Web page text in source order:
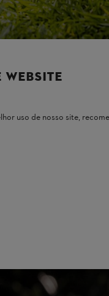
WEBSITE
uso de nosso site,